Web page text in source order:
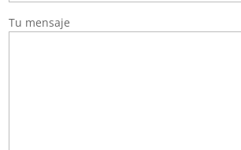
Tu mensaje